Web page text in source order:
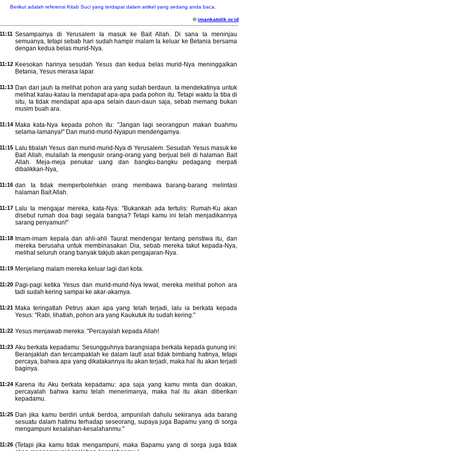
Berikut adalah referensi Kitab Suci yang terdapat dalam artikel yang sedang anda baca.
©imankatolik.or.id
Sesampainya di Yerusalem Ia masuk ke Bait Allah. Di sana Ia meninjau
semuanya, tetapi sebab hari sudah hampir malam Ia keluar ke Betania bersama
dengan kedua belas murid-Nya.
Keesokan harinya sesudah Yesus dan kedua belas murid-Nya meninggalkan
Betania, Yesus merasa lapar.
Dan dari jauh Ia melihat pohon ara yang sudah berdaun. Ia mendekatinya untuk
melihat kalau-kalau Ia mendapat apa-apa pada pohon itu. Tetapi waktu Ia tiba di
situ, Ia tidak mendapat apa-apa selain daun-daun saja, sebab memang bukan
musim buah ara.
Maka kata-Nya kepada pohon itu: "Jangan lagi seorangpun makan buahmu
selama-lamanya!" Dan murid-murid-Nyapun mendengarnya.
Lalu tibalah Yesus dan murid-murid-Nya di Yerusalem. Sesudah Yesus masuk ke
Bait Allah, mulailah Ia mengusir orang-orang yang berjual beli di halaman Bait
Allah. Meja-meja penukar uang dan bangku-bangku pedagang merpati
dibalikkan-Nya,
dan Ia tidak memperbolehkan orang membawa barang-barang melintasi
halaman Bait Allah.
Lalu Ia mengajar mereka, kata-Nya: "Bukankah ada tertulis: Rumah-Ku akan
disebut rumah doa bagi segala bangsa? Tetapi kamu ini telah menjadikannya
sarang penyamun!"
Imam-imam kepala dan ahli-ahli Taurat mendengar tentang peristiwa itu, dan
mereka berusaha untuk membinasakan Dia, sebab mereka takut kepada-Nya,
melihat seluruh orang banyak takjub akan pengajaran-Nya.
Menjelang malam mereka keluar lagi dari kota.
Pagi-pagi ketika Yesus dan murid-murid-Nya lewat, mereka melihat pohon ara
tadi sudah kering sampai ke akar-akarnya.
Maka teringatlah Petrus akan apa yang telah terjadi, lalu ia berkata kepada
Yesus: "Rabi, lihatlah, pohon ara yang Kaukutuk itu sudah kering."
Yesus menjawab mereka: "Percayalah kepada Allah!
Aku berkata kepadamu: Sesungguhnya barangsiapa berkata kepada gunung ini:
Beranjaklah dan tercampaklah ke dalam laut! asal tidak bimbang hatinya, tetapi
percaya, bahwa apa yang dikatakannya itu akan terjadi, maka hal itu akan terjadi
baginya.
Karena itu Aku berkata kepadamu: apa saja yang kamu minta dan doakan,
percayalah bahwa kamu telah menerimanya, maka hal itu akan diberikan
kepadamu.
Dan jika kamu berdiri untuk berdoa, ampunilah dahulu sekiranya ada barang
sesuatu dalam hatimu terhadap seseorang, supaya juga Bapamu yang di sorga
mengampuni kesalahan-kesalahanmu."
(Tetapi jika kamu tidak mengampuni, maka Bapamu yang di sorga juga tidak